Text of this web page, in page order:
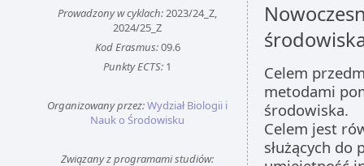
Prowadzony w cyklach:2023/24_Z,
2024/25_Z
Kod Erasmus:09.6
Punkty ECTS: 1
Organizowany przez:Wydział Biologii i
Nauk o Środowisku
Związany z programami studiów:
Celem
metodami
środowiska.
Celem jest
służących